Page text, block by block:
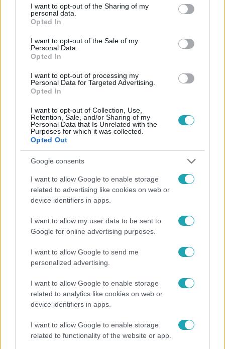
not limited to your visit or usage behaviour. You may click to
grant or deny consent to Google and its third-party tags to
use your data for below specified purposes in below Google
consent section.
I want to opt-out of the Sharing of my
personal data.
Opted In
I want to opt-out of the Sale of my
Personal Data.
Opted In
I want to opt-out of processing my
Personal Data for Targeted Advertising.
Opted In
I want to opt-out of Collection, Use,
Retention, Sale, and/or Sharing of my
Personal Data that Is Unrelated with the
Purposes for which it was collected.
Opted Out
Google consents
I want to allow Google to enable storage
related to advertising like cookies on web or
device identifiers in apps.
I want to allow my user data to be sent to
Google for online advertising purposes.
I want to allow Google to send me
personalized advertising.
I want to allow Google to enable storage
related to analytics like cookies on web or
device identifiers in apps.
I want to allow Google to enable storage
related to functionality of the website or app.
Csak úgy röpködtek a 10 és 100 milliók a tanácsadóknak
és volt fidelitasosoknak. Csaknem egymilliárd forint
közpénz jutott egy kormánypárti újságíró alapította
szervezeteknek.
2022. január 7. 17:46
DK: Kötvényekből osztogatni olyan, mintha egy
család hitelből menne nyaralni
rekord szintre: 42 ezer milliárd forintra emelkedett a
bruttó államadósság.